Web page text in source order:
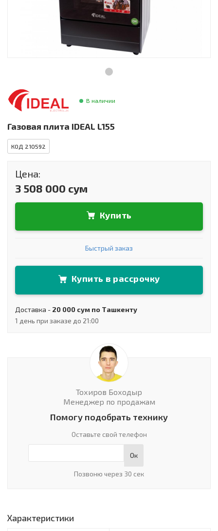
Инструменты и техника
Товары для дома
Красота и здоровье
Сантехника В наличии
Газовая плита IDEAL L155
КОД 210592
Цена:
3 508 000 сум
Купить
Быстрый заказ
Купить в рассрочку
Доставка - 20 000 сум по Ташкенту
1 день при заказе до 21:00
Тохиров Боходыр
Менеджер по продажам
Помогу подобрать технику
Оставьте свой телефон
Ок
Позвоню через 30 сек
Характеристики